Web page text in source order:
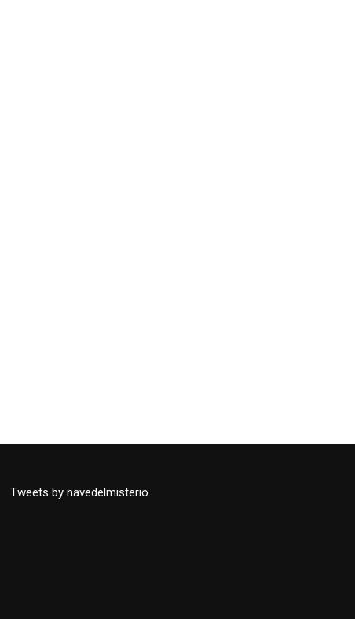
Tweets by navedelmisterio